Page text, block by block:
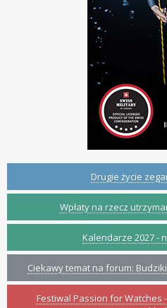
Drugie życie
Wpłaty na rzecz
Kalendarze 2027 -
Ciekawy temat na forum:
Festiwal Passion for Watches